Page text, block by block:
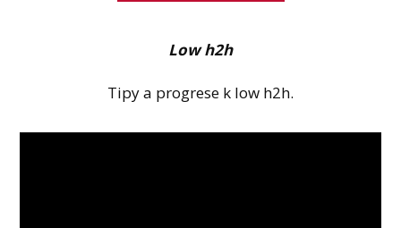
Low h2h
Tipy a progrese k low h2h.